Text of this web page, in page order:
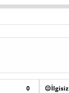
0 😐İlgisiz